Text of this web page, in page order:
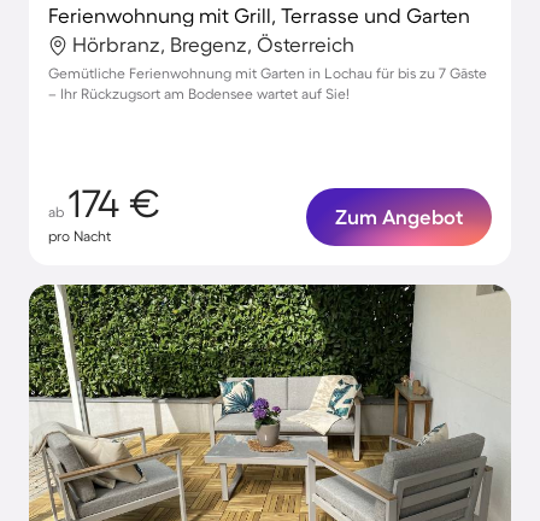
Ferienwohnung mit Grill, Terrasse und Garten
Hörbranz, Bregenz, Österreich
Gemütliche Ferienwohnung mit Garten in Lochau für bis zu 7 Gäste
– Ihr Rückzugsort am Bodensee wartet auf Sie!
ab 174 €
pro Nacht
Zum Angebot